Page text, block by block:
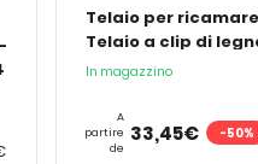
Telaio per
Telaio a clip di
In magazzino
A
partire
de
33,45€ -50%